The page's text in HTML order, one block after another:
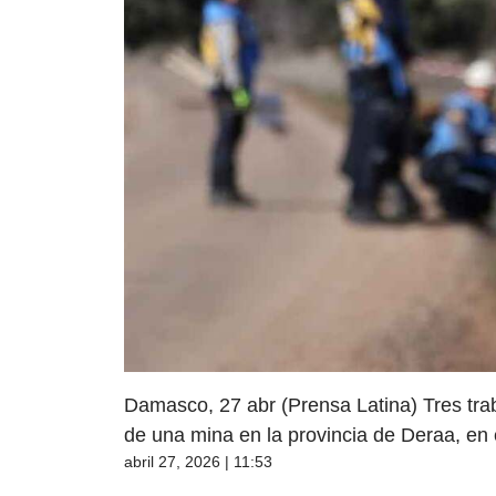
Damasco, 27 abr (Prensa Latina) Tres
de una mina en la provincia de Deraa,
abril 27, 2026 | 11:53